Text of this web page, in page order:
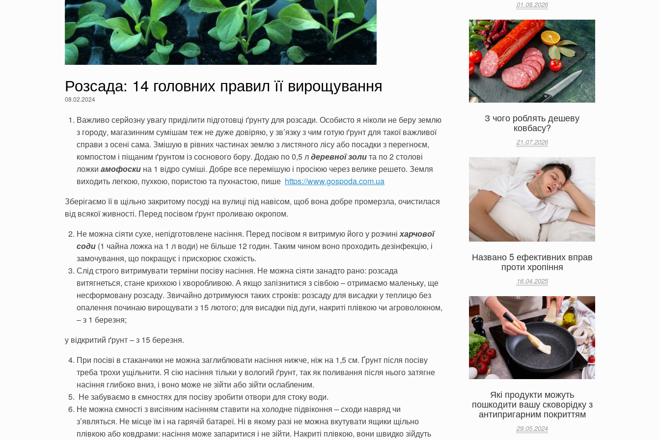
Розсада: 14 головних правил її вирощування
08.02.2024
Важливо серйозну увагу приділити підготовці ґрунту для розсади. Особисто я ніколи не беру землю
з городу, магазинним сумішам теж не дуже довіряю, у зв’язку з чим готую ґрунт для такої важливої
справи з осені сама. Змішую в рівних частинах землю з листя­ного лісу або посадки з перегноєм,
компостом і піщаним ґрунтом із со­снового бору. Додаю по 0,5 лдеревної золита по 2 столові
ложки амофоски на 1 відро суміші. Добре все перемішую і просіюю че­рез велике решето. Земля
виходить легкою, пухкою, пористою та пухнастою, пише https://www.gospoda.com.ua
Зберігаємо її в щільно закритому посуді на вулиці під навісом, щоб вона до­бре промерзла, очистила­ся
від всякої живності. Перед посівом ґрунт проливаю окропом.
Не можна сіяти сухе, непідготовлене на­сіння. Перед посівом я витримую його у розчиніхарчової
соди (1 чайна ложка на 1 л води) не більше 12 годин. Таким чином воно проходить дезінфекцію, і
замочування, що покращує і прискорює схожість.
Слід строго витримувати терміни посіву насіння. Не можна сіяти занадто рано: розсада
витягнеться, стане крихкою і хворобливою. А якщо запізнитися з сівбою – отримаємо маленьку, ще
несформовану розсаду. Звичайно дотримуюся таких строків: розсаду для висадки у теплицю без
опалення починаю вирощувати з 15 лютого; для висадки під дуги, накриті плівкою чи агроволокном,
– з 1 березня;
у відкритий ґрунт – з 15 березня.
При посіві в стаканчики не можна заглиблювати насіння нижче, ніж на 1,5 см. Ґрунт після посіву
треба трохи ущільнити. Я сію насіння тільки у вологий ґрунт, так як поливання після нього затягне
насіння глибоко вниз, і воно може не зійти або зійти ослабленим.
Не забуваємо в ємностях для посіву зробити отвори для стоку води.
Не можна ємності з висіяним насінням ставити на холодне підвіконня – сходи навряд чи
з’являться. Не місце їм і на гарячій батареї. Ні в якому разі не можна вкутувати ящики щільно
плівкою або ковдрами: насіння може запаритися і не зійти. Накриті плівкою, вони швидко зійдуть
01.08.2026
З чого роблять дешеву
ковбасу?
21.07.2026
Названо 5 ефективних вправ
проти хропіння
16.04.2025
Які продукти можуть
пошкодити вашу сковорідку з
антипригарним покриттям
29.05.2024